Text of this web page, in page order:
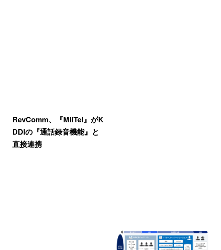
RevComm、『MiiTel』がK
DDIの『通話録音機能』と
直接連携